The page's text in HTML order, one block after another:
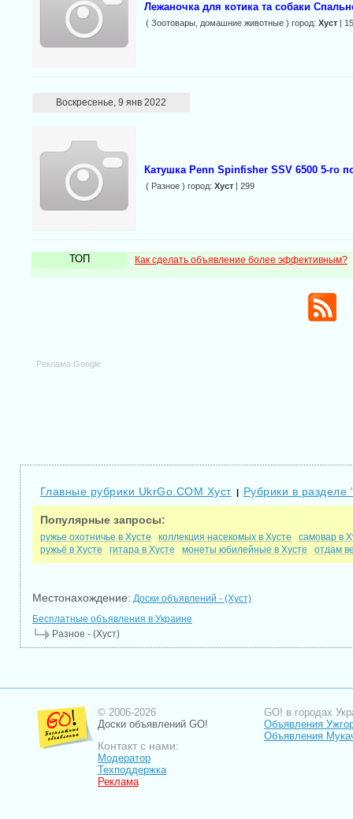
Лежаночка для котика та собаки
( Зоотовары, домашние животные ) город: Хуст|
Воскресенье, 9 янв 2022
Катушка Penn Spinfisher SSV 6500 5-го
( Разное ) город: Хуст| 299
ТОП Как сделать объявление более эффективным?
Реклама Google
Главные рубрики UkrGo.COM Хуст | Рубрики в разделе
Популярные запросы:
ружье охотничье в Хусте коллекция насекомых в Хусте
самовар в
ружьё в Хусте
гитара в Хусте монеты юбилейные в Хусте отдам
Местонахождение: Доски объявлений - (Хуст)
Бесплатные объявления в Украине
Разное - (Хуст)
© 2006-2026
Доски объявлений GO!
Контакт с нами:
Модератор
Техподдержка
Реклама
GO! в городах
Объявления
Объявления